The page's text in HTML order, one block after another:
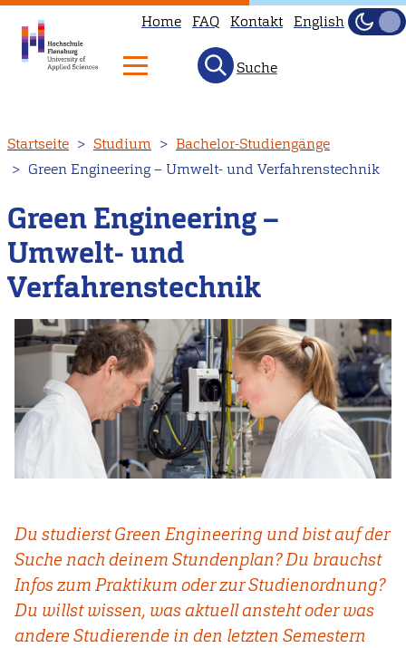
zum
Inhalt
Home FAQ Kontakt English
Hell
Suche
Startseite Studium
Bachelor-Studiengänge
Green Engineering – Umwelt- und Verfahrenstechnik
Green Engineering –
Umwelt- und
Verfahrenstechnik
Du studierst Green Engineering und bist auf der
Suche nach deinem Stundenplan? Du brauchst
Infos zum Praktikum oder zur Studienordnung?
Du willst wissen, was aktuell ansteht oder was
andere Studierende in den letzten Semestern